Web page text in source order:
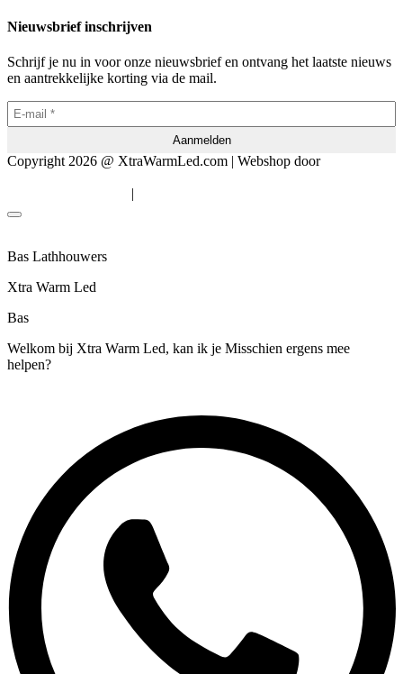
Nieuwsbrief inschrijven
Schrijf je nu in voor onze nieuwsbrief en ontvang het laatste nieuws
en aantrekkelijke korting via de mail.
Copyright 2026 @ XtraWarmLed.com | Webshop door
|
Bas Lathhouwers
Xtra Warm Led
Bas
Welkom bij Xtra Warm Led, kan ik je Misschien ergens mee
helpen?